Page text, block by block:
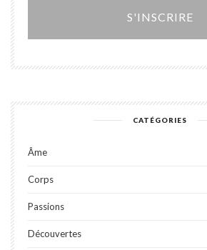
CATÉGORIES
Âme
Corps
Passions
Découvertes